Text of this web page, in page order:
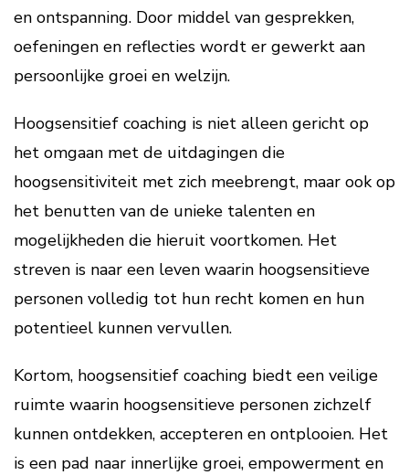
en ontspanning. Door middel van gesprekken,
oefeningen en reflecties wordt er gewerkt aan
persoonlijke groei en welzijn.
Hoogsensitief coaching is niet alleen gericht op
het omgaan met de uitdagingen die
hoogsensitiviteit met zich meebrengt, maar ook op
het benutten van de unieke talenten en
mogelijkheden die hieruit voortkomen. Het
streven is naar een leven waarin hoogsensitieve
personen volledig tot hun recht komen en hun
potentieel kunnen vervullen.
Kortom, hoogsensitief coaching biedt een veilige
ruimte waarin hoogsensitieve personen zichzelf
kunnen ontdekken, accepteren en ontplooien. Het
is een pad naar innerlijke groei, empowerment en